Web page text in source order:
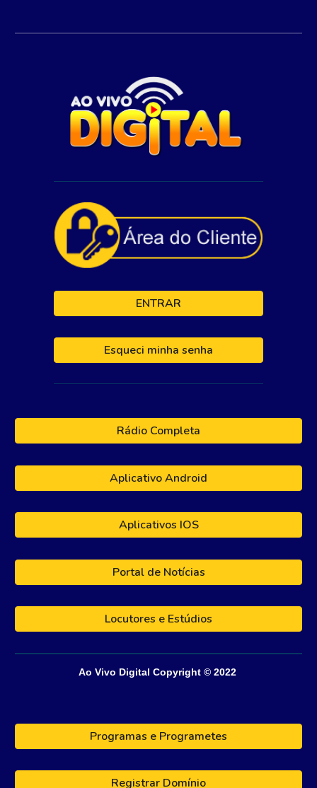
ENTRAR
Esqueci minha senha
Rádio Completa
Aplicativo Android
Aplicativos IOS
Portal de Notícias
Locutores e Estúdios
Ao Vivo Digital Copyright © 2022
Programas e Programetes
Registrar Domínio